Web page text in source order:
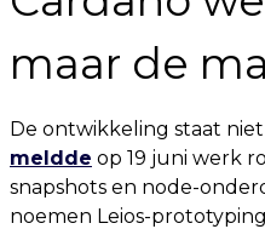
maar de
De ontwikkeling staat niet
meldde op 19 juni werk
snapshots en node-
noemen Leios-